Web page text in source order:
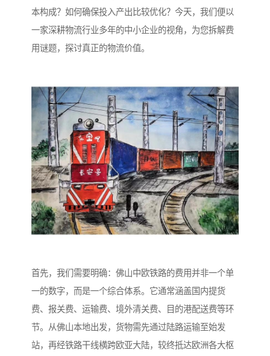
本构成？如何确保投入产出比较优化？今天，我们便以
一家深耕物流行业多年的中小企业的视角，为您拆解费
用谜题，探讨真正的物流价值。
首先，我们需要明确：佛山中欧铁路的费用并非一个单
一的数字，而是一个综合体系。它通常涵盖国内提货
费、报关费、运输费、境外清关费、目的港配送费等环
节。从佛山本地出发，货物需先通过陆路运输至始发
站，再经铁路干线横跨欧亚大陆，较终抵达欧洲各大枢